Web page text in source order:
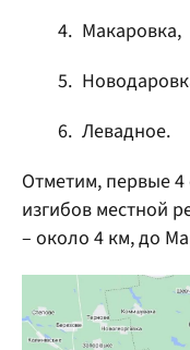
Макаровка,
Левадное.
Отметим, первые
изгибов местной
– около 4 км, до